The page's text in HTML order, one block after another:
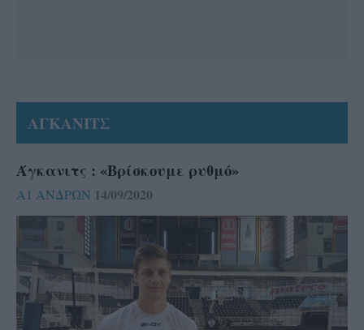
ΑΓΚΑΝΙΤΣ
Άγκανιτς : «Βρίσκουμε ρυθμό»
Α1 ΑΝΔΡΩΝ 14/09/2020